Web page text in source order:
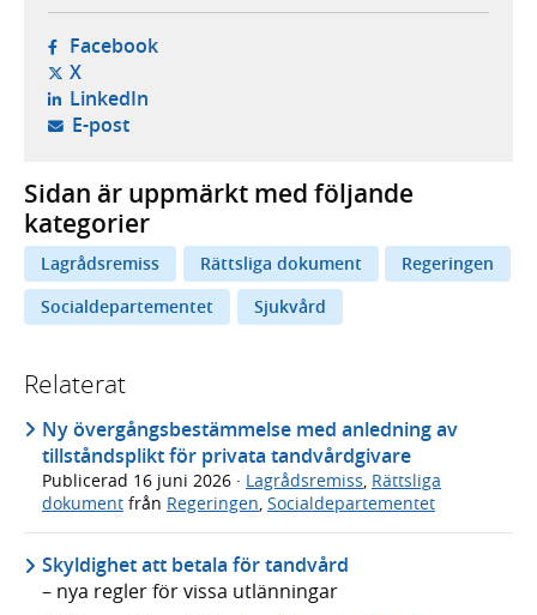
Facebook- öppnas i ny flik, extern webbplats,
X- öppnas i ny flik, extern webbplats,
LinkedIn- öppnas i ny flik, extern webbplats,
E-post- öppnar din e-postklient,
Sidan är uppmärkt med följande
kategorier
Lagrådsremiss Rättsliga dokument
Regeringen
Socialdepartementet
Sjukvård
Relaterat
Ny övergångsbestämmelse med anledning av
tillståndsplikt för privata tandvårdgivare
Publicerad 16 juni 2026 · Lagrådsremiss, Rättsliga
dokument från Regeringen, Socialdepartementet
Skyldighet att betala för tandvård
– nya regler för vissa utlänningar